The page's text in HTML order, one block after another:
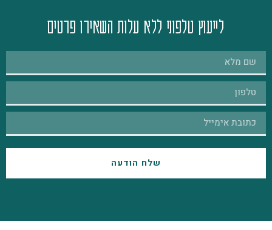
לייעוץ טלפוני ללא עלות השאירו פרטים
שלח הודעה